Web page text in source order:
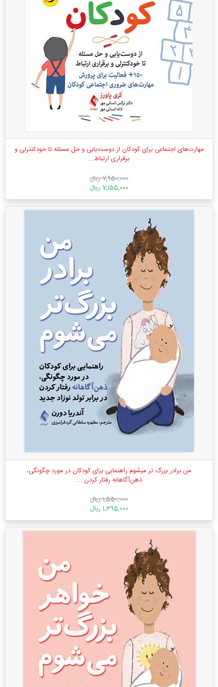
مهارت‌های اجتماعی برای کودکان از دوست‌یابی و حل مسئله تا خودکنترلی و
برقراری ارتباط...
7,950,000 ریال
7,155,000 ریال
من برادر بزرگ تر میشوم راهنمایی برای کودکان در مورد چگونگی،
ذهن‌آگاهانه رفتار کردن ...
1,550,000 ریال
1,395,000 ریال